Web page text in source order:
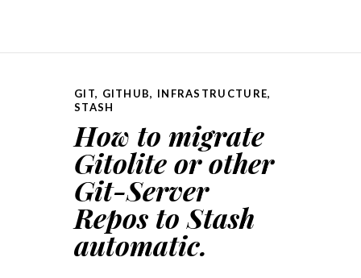
GIT, GITHUB, INFRASTRUCTURE,
STASH
How to migrate
Gitolite or other
Git-Server
Repos to Stash
automatic.